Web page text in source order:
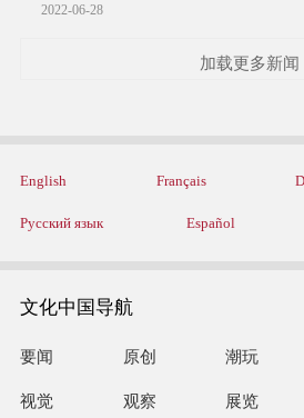
2022-06-28
加载更多新闻
English Français
Русский язык Español
文化中国导航
要闻 原创 潮玩
视觉 观察 展览